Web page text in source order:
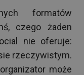
formatów
czego żaden
nie oferuje:
rzeczywistym.
może